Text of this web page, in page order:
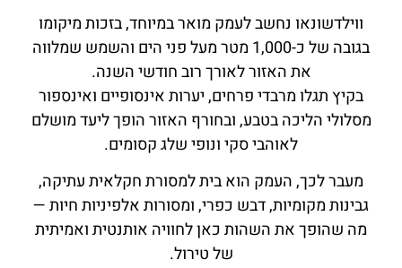
ווילדשונאו נחשב לעמק מואר במיוחד, בזכות מיקומו
בגובה של כ-1,000 מטר מעל פני הים והשמש שמלווה
את האזור לאורך רוב חודשי השנה.
בקיץ תגלו מרבדי פרחים, יערות אינסופיים ואינספור
מסלולי הליכה בטבע, ובחורף האזור הופך ליעד מושלם
לאוהבי סקי ונופי שלג קסומים.
מעבר לכך, העמק הוא בית למסורת חקלאית עתיקה,
גבינות מקומיות, דבש כפרי, ומסורות אלפיניות חיות —
מה שהופך את השהות כאן לחוויה אותנטית ואמיתית
של טירול.